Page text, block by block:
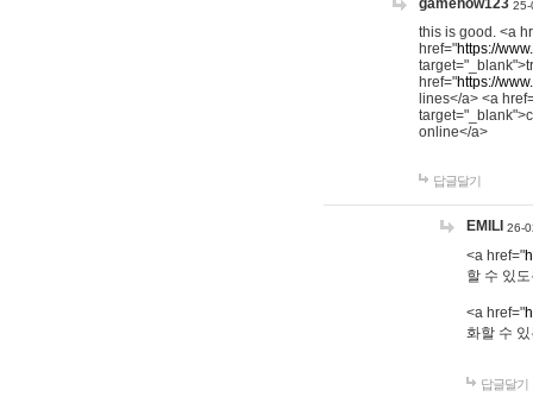
gamehow123 25-
this is good. <a
href="https://
href="https://
lines</a> <a
online</a>
답글달기
EMILI 26-
<a href="
할 수 있
<a href="
화할 수
답글달기